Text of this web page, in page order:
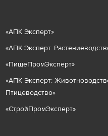
«АПК Эксперт»
«АПК Эксперт. Растениеводст
«ПищеПромЭксперт»
«АПК Эксперт: Животнов
Птицеводство»
«СтройПромЭксперт»